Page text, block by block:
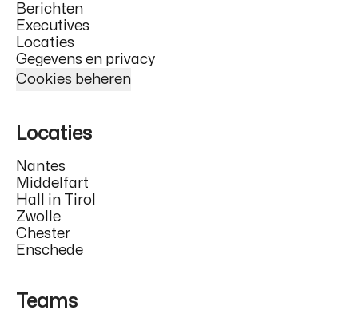
Berichten
Executives
Locaties
Gegevens en privacy
Cookies beheren
Locaties
Nantes
Middelfart
Hall in Tirol
Zwolle
Chester
Enschede
Teams